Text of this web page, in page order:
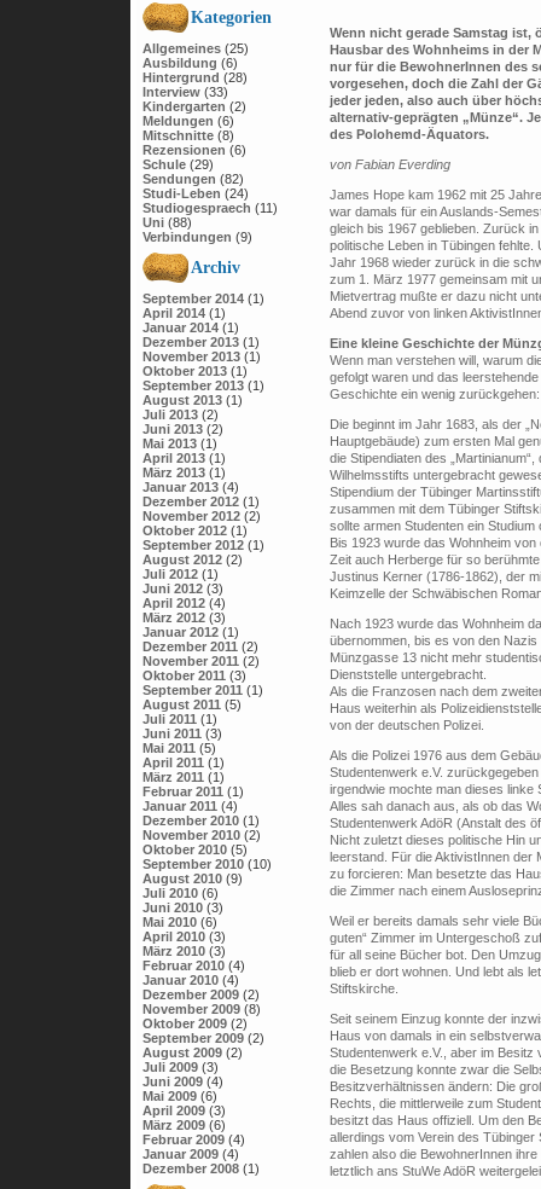
Kategorien
Allgemeines(25)
Ausbildung (6)
Hintergrund (28)
Interview(33)
Kindergarten (2)
Meldungen (6)
Mitschnitte(8)
Rezensionen (6)
Schule(29)
Sendungen (82)
Studi-Leben (24)
Studiogespraech (11)
Uni(88)
Verbindungen (9)
Archiv
September 2014(1)
April 2014(1)
Januar 2014(1)
Dezember 2013(1)
November 2013(1)
Oktober 2013(1)
September 2013(1)
August 2013(1)
Juli 2013(2)
Juni 2013(2)
Mai 2013(1)
April 2013(1)
März 2013(1)
Januar 2013(4)
Dezember 2012(1)
November 2012(2)
Oktober 2012(1)
September 2012(1)
August 2012(2)
Juli 2012(1)
Juni 2012(3)
April 2012(4)
März 2012(3)
Januar 2012(1)
Dezember 2011 (2)
November 2011 (2)
Oktober 2011 (3)
September 2011 (1)
August 2011 (5)
Juli 2011 (1)
Juni 2011 (3)
Mai 2011 (5)
April 2011 (1)
März 2011 (1)
Februar 2011 (1)
Januar 2011 (4)
Dezember 2010(1)
November 2010(2)
Oktober 2010(5)
September 2010(10)
August 2010(9)
Juli 2010(6)
Juni 2010(3)
Mai 2010(6)
April 2010(3)
März 2010(3)
Februar 2010(4)
Januar 2010(4)
Dezember 2009(2)
November 2009(8)
Oktober 2009(2)
September 2009(2)
August 2009(2)
Juli 2009(3)
Juni 2009(4)
Mai 2009(6)
April 2009(3)
März 2009(6)
Februar 2009(4)
Januar 2009(4)
Dezember 2008(1)
Wenn nicht gerade Samstag ist,
Hausbar des Wohnheims in der
nur für die BewohnerInnen des
vorgesehen, doch die Zahl der
jeder jeden, also auch über
alternativ-geprägten „Münze“.
des Polohemd-Äquators.
von Fabian Everding
James Hope kam 1962 mit 25
war damals für ein Auslands-
gleich bis 1967 geblieben. Zurück
politische Leben in Tübingen
Jahr 1968 wieder zurück in die
zum 1. März 1977gemeinsam mit
Mietvertrag mußte er dazu nicht
Abend zuvor von linken
Eine kleine Geschichte der
Wenn man verstehen will, warum
gefolgt waren und das
Geschichte ein wenig zurückgehen:
Die beginnt im Jahr 1683, als der
Hauptgebäude) zum ersten Mal
die Stipendiaten des
Wilhelmsstifts untergebracht
Stipendium der Tübinger
zusammen mit dem Tübinger
sollte armen Studenten ein
Bis 1923 wurde das Wohnheim
Zeit auch Herberge für so
Justinus Kerner (1786-1862), der
Keimzelle der Schwäbischen
Nach 1923 wurde das Wohnheim
übernommen, bis es von den
Münzgasse 13 nicht mehr
Dienststelle untergebracht.
Als die Franzosen nach dem
Haus weiterhin als
von der deutschen Polizei.
Als die Polizei 1976 aus dem
Studentenwerk e.V.
irgendwie mochte man dieses linke
Alles sah danach aus, als ob das
Studentenwerk AdöR (Anstalt des
Nicht zuletzt dieses politische Hin
leerstand. Für die AktivistInnen der
zu forcieren: Man besetzte das
die Zimmer nach einem
Weil er bereits damals sehr viele
guten“ Zimmer im Untergeschoß
für all seine Bücher bot. Den
blieb er dort wohnen. Und lebt als
Stiftskirche.
Seit seinem Einzug konnte der
Haus von damals in ein
Studentenwerk e.V., aber im Besitz
die Besetzung konnte zwar die
Besitzverhältnissen ändern: Die
Rechts, die mittlerweile zum
besitzt das Haus offiziell. Um den
allerdings vom Verein des
zahlen also die BewohnerInnen
letztlich ans StuWe AdöR